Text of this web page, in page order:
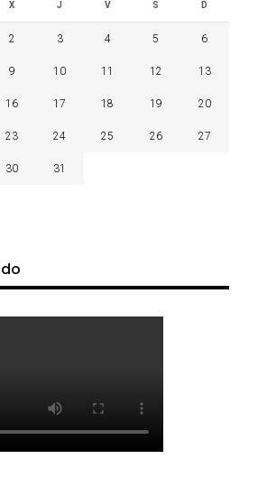
X J V S D
2 3 4 5 6
9 10 11 12 13
16 17 18 19 20
23 24 25 26 27
30 31